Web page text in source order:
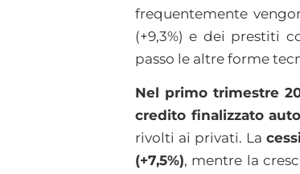
frequentemente
(+9,3%) e dei prestiti
passo le altre forme
Nel primo trimestre
credito finalizzato
rivolti ai privati. La
(+7,5%), mentre la